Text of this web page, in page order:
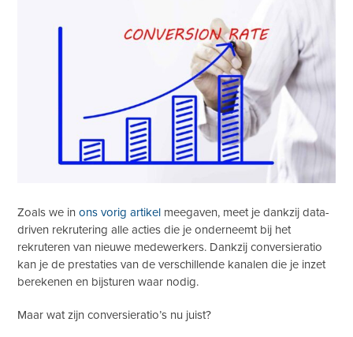
Zoals we inons vorig artikel meegaven, meet je dankzij data-
driven rekrutering alle acties die je onderneemt bij het
rekruteren van nieuwe medewerkers. Dankzij conversieratio
kan je de prestaties van de verschillende kanalen die je inzet
berekenen en bijsturen waar nodig.
Maar wat zijn conversieratio’s nu juist?